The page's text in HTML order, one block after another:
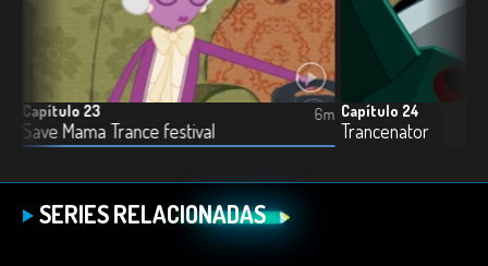
Capítulo 23
Save Mama Trance festival
6m Capítulo 24
Trancenator
SERIES RELACIONADAS